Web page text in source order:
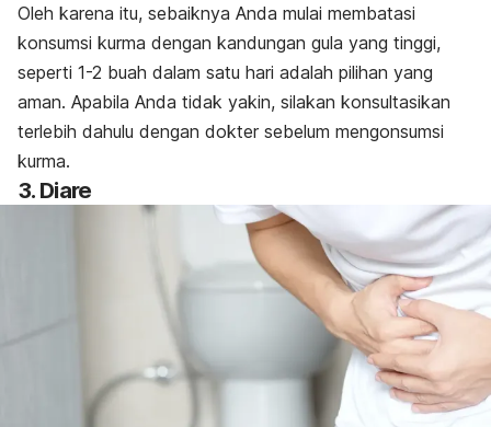
Oleh karena itu, sebaiknya Anda mulai membatasi
konsumsi kurma dengan kandungan gula yang tinggi,
seperti 1-2 buah dalam satu hari adalah pilihan yang
aman. Apabila Anda tidak yakin, silakan konsultasikan
terlebih dahulu dengan dokter sebelum mengonsumsi
kurma.
3. Diare